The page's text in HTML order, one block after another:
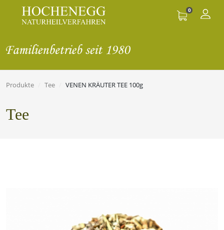
0
Produkte Tee VENEN KRÄUTER TEE 100g
Tee